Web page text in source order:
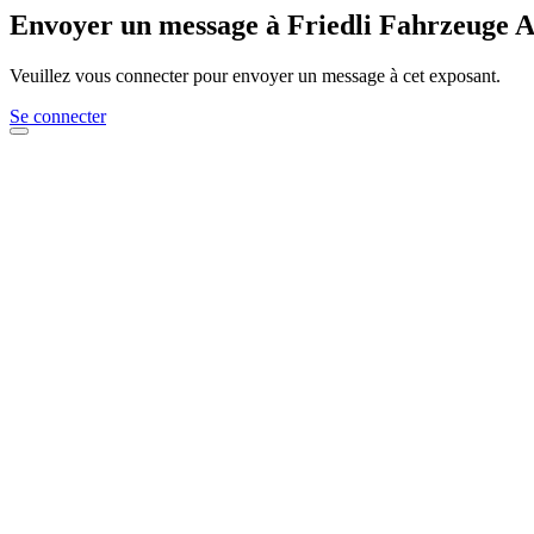
Envoyer un message à Friedli Fahrzeuge
Veuillez vous connecter pour envoyer un message à cet exposant.
Se connecter